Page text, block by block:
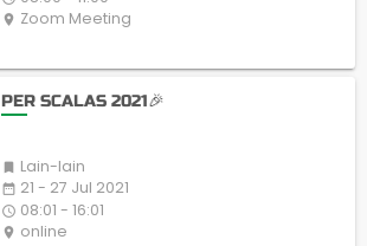
place Zoom Meeting
PER SCALAS 2021🎉
 Lain-lain
date_range 21 - 27 Jul 2021
access_time 08:01 - 16:01
place online